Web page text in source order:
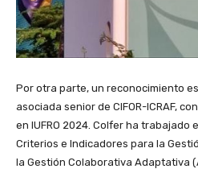
Por otra parte, un reconocimiento
asociada senior de CIFOR-ICRAF,
en IUFRO 2024. Colfer ha trabajado
Criterios e Indicadores para la
la Gestión Colaborativa Adaptativa